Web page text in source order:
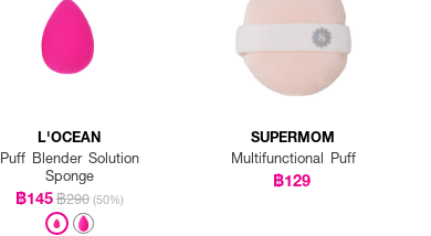
L'OCEAN
Puff Blender Solution
Sponge
฿145฿290 (50%)
SUPERMOM
Multifunctional Puff
฿129